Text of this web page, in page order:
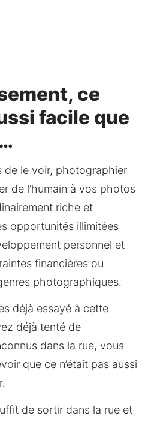
ce
facile que
de le voir, photographier
de l’humain à vos photos
riche et
opportunités illimitées
personnel et
financières ou
photographiques.
déjà essayé à cette
déjà tenté de
dans la rue, vous
que ce n’était pas aussi
de sortir dans la rue et